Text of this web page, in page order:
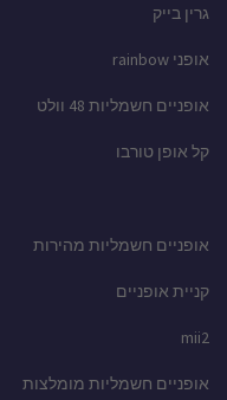
גרין בייק
אופני rainbow
אופניים חשמליות 48 וולט
קל אופן טורבו
אופניים חשמליות מהירות
קניית אופניים
mii2
אופניים חשמליות מומלצות